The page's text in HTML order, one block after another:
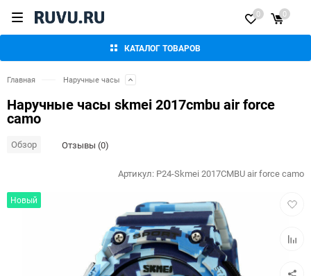
КАТАЛОГ ТОВАРОВ
0 0
Главная Наручные часы
Наручные часы skmei 2017cmbu air force
camo
Обзор Отзывы (0)
Новый
Артикул: P24-Skmei 2017CMBU air force camo